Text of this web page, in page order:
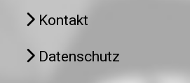
Kontakt
Datenschutz